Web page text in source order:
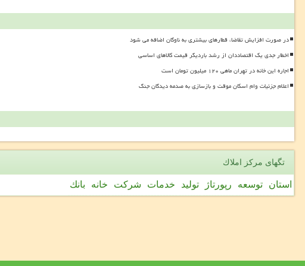
در صورت افزایش تقاضا، قطارهای بیشتری به ناوگان اضافه می شود
اخطار جدی یک اقتصاددان از رشد باردیگر قیمت کالاهای اساسی
اجاره این خانه در تهران ماهی ۱۲۰ میلیون تومان است
اعلام جزئیات وام اسکان موقت و بازسازی به صدمه دیدگان جنگ
تگهای مركز املاك
استان توسعه رپورتاژ تولید خدمات شركت خانه بانك